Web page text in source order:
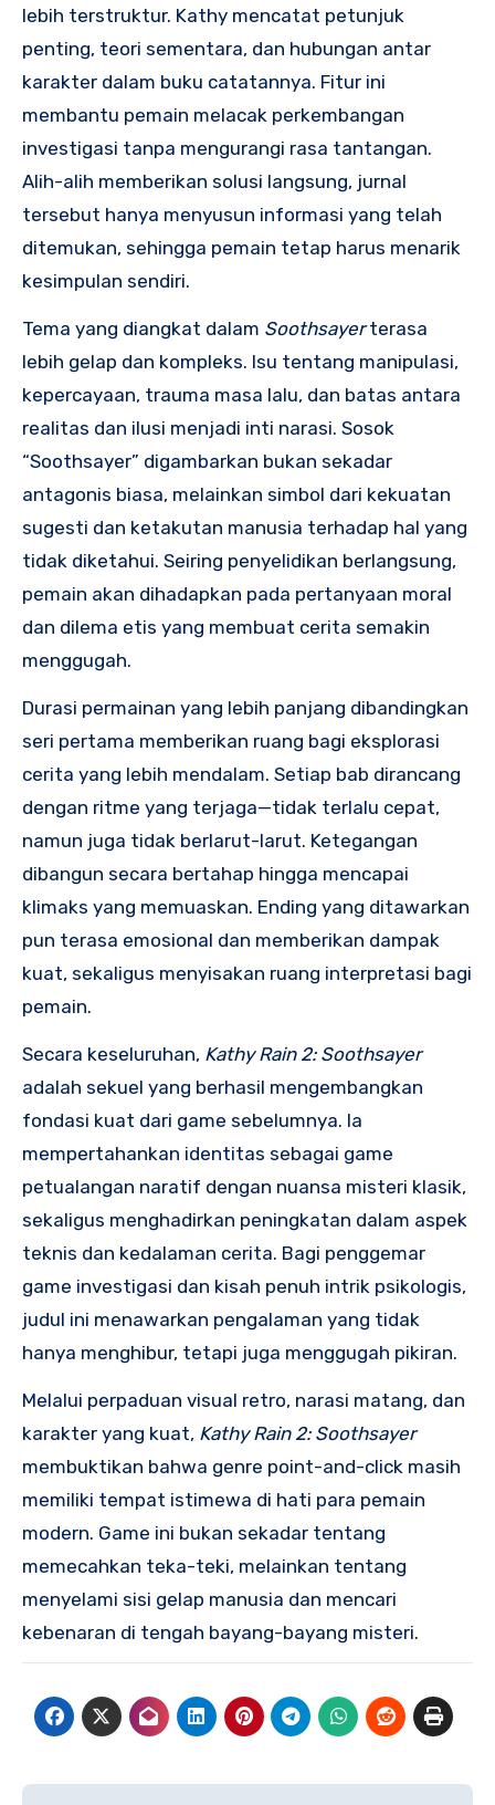
lebih terstruktur. Kathy mencatat petunjuk
penting, teori sementara, dan hubungan antar
karakter dalam buku catatannya. Fitur ini
membantu pemain melacak perkembangan
investigasi tanpa mengurangi rasa tantangan.
Alih-alih memberikan solusi langsung, jurnal
tersebut hanya menyusun informasi yang telah
ditemukan, sehingga pemain tetap harus menarik
kesimpulan sendiri.
Tema yang diangkat dalam Soothsayerterasa
lebih gelap dan kompleks. Isu tentang manipulasi,
kepercayaan, trauma masa lalu, dan batas antara
realitas dan ilusi menjadi inti narasi. Sosok
“Soothsayer” digambarkan bukan sekadar
antagonis biasa, melainkan simbol dari kekuatan
sugesti dan ketakutan manusia terhadap hal yang
tidak diketahui. Seiring penyelidikan berlangsung,
pemain akan dihadapkan pada pertanyaan moral
dan dilema etis yang membuat cerita semakin
menggugah.
Durasi permainan yang lebih panjang dibandingkan
seri pertama memberikan ruang bagi eksplorasi
cerita yang lebih mendalam. Setiap bab dirancang
dengan ritme yang terjaga—tidak terlalu cepat,
namun juga tidak berlarut-larut. Ketegangan
dibangun secara bertahap hingga mencapai
klimaks yang memuaskan. Ending yang ditawarkan
pun terasa emosional dan memberikan dampak
kuat, sekaligus menyisakan ruang interpretasi bagi
pemain.
Secara keseluruhan, Kathy Rain 2: Soothsayer
adalah sekuel yang berhasil mengembangkan
fondasi kuat dari game sebelumnya. Ia
mempertahankan identitas sebagai game
petualangan naratif dengan nuansa misteri klasik,
sekaligus menghadirkan peningkatan dalam aspek
teknis dan kedalaman cerita. Bagi penggemar
game investigasi dan kisah penuh intrik psikologis,
judul ini menawarkan pengalaman yang tidak
hanya menghibur, tetapi juga menggugah pikiran.
Melalui perpaduan visual retro, narasi matang, dan
karakter yang kuat, Kathy Rain 2: Soothsayer
membuktikan bahwa genre point-and-click masih
memiliki tempat istimewa di hati para pemain
modern. Game ini bukan sekadar tentang
memecahkan teka-teki, melainkan tentang
menyelami sisi gelap manusia dan mencari
kebenaran di tengah bayang-bayang misteri.